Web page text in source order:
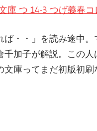
庫 つ 14-3 つげ義春コ
ば・・」を読み途中
加子が解説。この
庫ってまだ初版初